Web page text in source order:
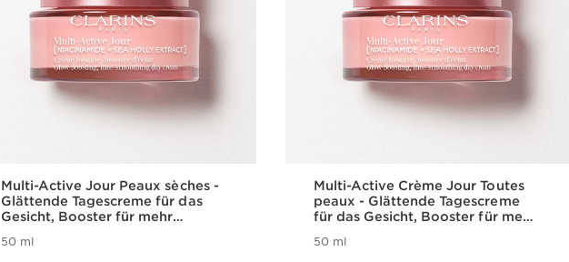
Multi-Active Jour Peaux sèches -
Glättende Tagescreme für das
Gesicht, Booster für mehr
50 ml
Multi-Active Crème Jour Toutes
peaux - Glättende Tagescreme
für das Gesicht, Booster für mehr
50 ml